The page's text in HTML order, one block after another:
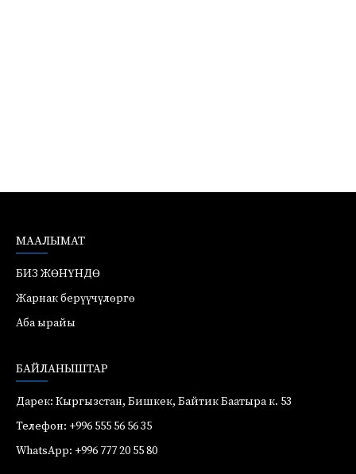
МААЛЫМАТ
БИЗ ЖӨНҮНДӨ
Жарнак берүүчүлөргө
Аба ырайы
БАЙЛАНЫШТАР
Дарек: Кыргызстан, Бишкек, Байтик Баатыра к. 53
Телефон: +996 555 56 56 35
WhatsApp: +996 777 20 55 80